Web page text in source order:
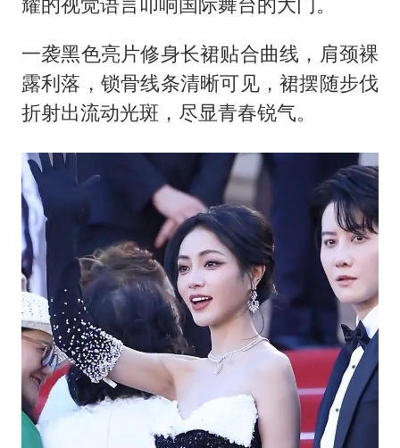
一袭黑色亮片修身长裙贴合曲线，肩颈裸
露利落，锁骨线条清晰可见，裙摆随步伐
折射出流动光斑，尽显青春锐气。